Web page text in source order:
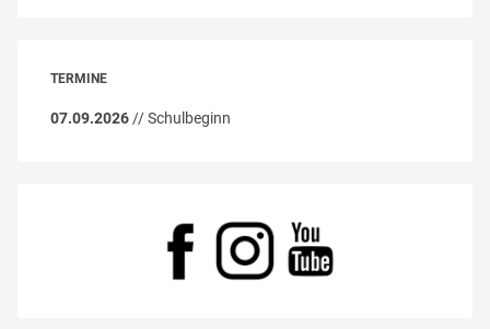
TERMINE
07.09.2026 // Schulbeginn